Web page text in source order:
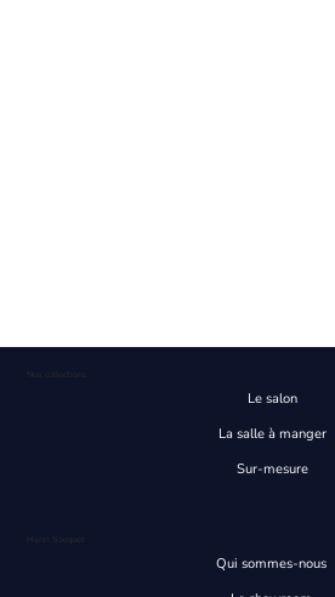
Le salon
La salle à manger
Sur-mesure
Henri Socquet
Qui sommes-nous